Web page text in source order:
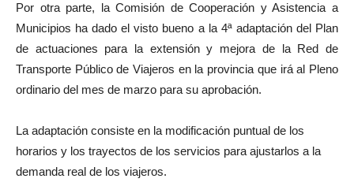
Por otra parte, la Comisión de Cooperación y Asistencia a
Municipios ha dado el visto bueno a la 4ª adaptación del Plan
de actuaciones para la extensión y mejora de la Red de
Transporte Público de Viajeros en la provincia que irá al Pleno
ordinario del mes de marzo para su aprobación.
La adaptación consiste en la modificación puntual de los
horarios y los trayectos de los servicios para ajustarlos a la
demanda real de los viajeros.